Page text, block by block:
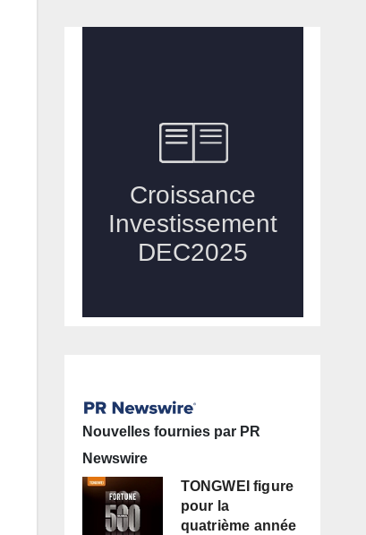
Nouvelles fournies par PR
Newswire
TONGWEI figure
pour la
quatrième année